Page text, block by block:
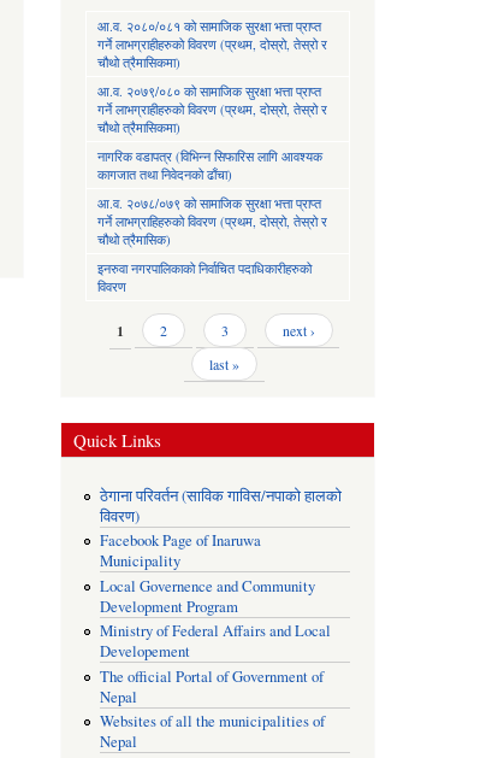
आ.व. २०८०/०८१ को सामाजिक सुरक्षा भत्ता प्राप्त
गर्ने लाभग्राहीहरुको विवरण (प्रथम, दोस्रो, तेस्रो र
चौथो त्रैमासिकमा)
आ.व. २०७९/०८० को सामाजिक सुरक्षा भत्ता प्राप्त
गर्ने लाभग्राहीहरुको विवरण (प्रथम, दोस्रो, तेस्रो र
चौथो त्रैमासिकमा)
नागरिक वडापत्र (विभिन्न सिफारिस लागि आवश्यक
कागजात तथा निवेदनको ढाँचा)
आ.व. २०७८/०७९ को सामाजिक सुरक्षा भत्ता प्राप्त
गर्ने लाभग्राहिहरुको विवरण (प्रथम, दोस्रो, तेस्रो र
चौथो त्रैमासिक)
इनरुवा नगरपालिकाको निर्वाचित पदाधिकारीहरुको
विवरण
Pages
1 2 3
next ›
last »
Quick Links
ठेगाना परिवर्तन (साविक गाविस/नपाको हालको
विवरण)
Facebook Page of Inaruwa
Municipality
Local Governence and Community
Development Program
Ministry of Federal Affairs and Local
Developement
The official Portal of Government of
Nepal
Websites of all the municipalities of
Nepal